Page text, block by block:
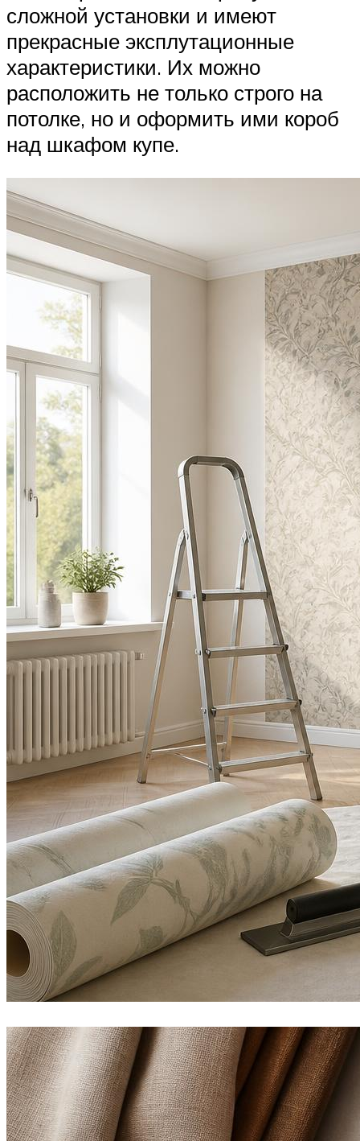
сложной установки и имеют
прекрасные эксплутационные
характеристики. Их можно
расположить не только строго на
потолке, но и оформить ими короб
над шкафом купе.